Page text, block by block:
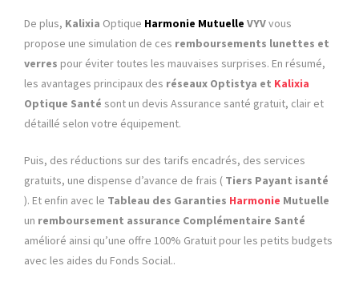
De plus, Kalixia Optique Harmonie Mutuelle VYVvous
propose une simulation de ces remboursements lunettes et
verres pour éviter toutes les mauvaises surprises. En résumé,
les avantages principaux des réseaux Optistya et Kalixia
Optique Santé sont un devis Assurance santé gratuit, clair et
détaillé selon votre équipement.
Puis, des réductions sur des tarifs encadrés, des services
gratuits, une dispense d’avance de frais ( Tiers Payant isanté
). Et enfin avec le Tableau des Garanties Harmonie Mutuelle
un remboursement assurance Complémentaire Santé
amélioré ainsi qu’une offre 100% Gratuit pour les petits budgets
avec les aides du Fonds Social..